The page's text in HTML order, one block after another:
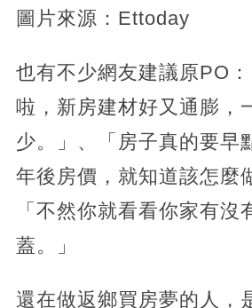
圖片來源：Ettoday
也有不少網友建議原PO
啦，新房建材好又通膨，
少。」、「房子真的要早
年後房價，就知道該怎麼
「不然你就看看你家有沒
蓋。」
還在做返鄉買房夢的人，